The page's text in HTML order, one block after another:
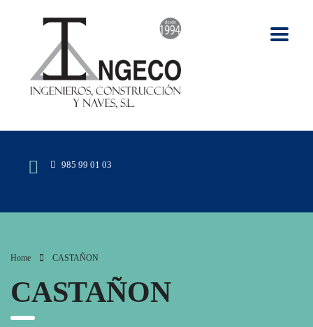
985 99 01 03
Home CASTAÑON
CASTAÑON